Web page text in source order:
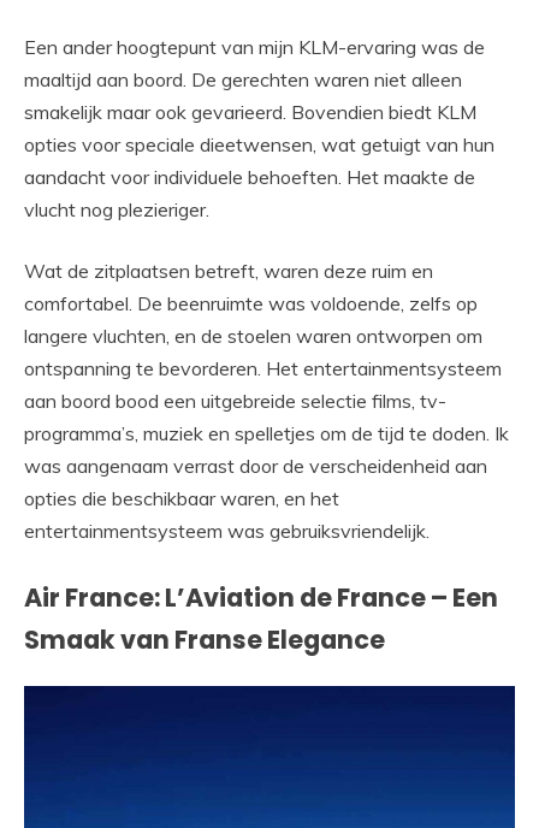
Een ander hoogtepunt van mijn KLM-ervaring was de
maaltijd aan boord. De gerechten waren niet alleen
smakelijk maar ook gevarieerd. Bovendien biedt KLM
opties voor speciale dieetwensen, wat getuigt van hun
aandacht voor individuele behoeften. Het maakte de
vlucht nog plezieriger.
Wat de zitplaatsen betreft, waren deze ruim en
comfortabel. De beenruimte was voldoende, zelfs op
langere vluchten, en de stoelen waren ontworpen om
ontspanning te bevorderen. Het entertainmentsysteem
aan boord bood een uitgebreide selectie films, tv-
programma’s, muziek en spelletjes om de tijd te doden. Ik
was aangenaam verrast door de verscheidenheid aan
opties die beschikbaar waren, en het
entertainmentsysteem was gebruiksvriendelijk.
Air France: L’Aviation de France – Een
Smaak van Franse Elegance